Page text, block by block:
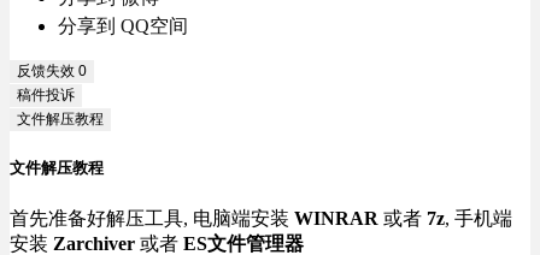
分享到 QQ空间
反馈失效 0
稿件投诉
文件解压教程
文件解压教程
首先准备好解压工具, 电脑端安装 WINRAR 或者 7z, 手机端
安装 Zarchiver 或者 ES文件管理器